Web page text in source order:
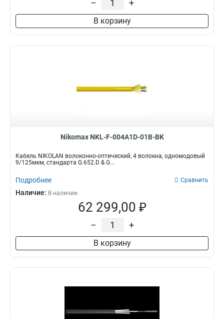
– +
В корзину
Nikomax NKL-F-004A1D-01B-BK
Кабель NIKOLAN волоконно-оптический, 4 волокна, одномодовый
9/125мкм, стандарта G.652.D & G...
Подробнее Сравнить
Наличие: В наличии
62 299,00 ₽
– +
В корзину